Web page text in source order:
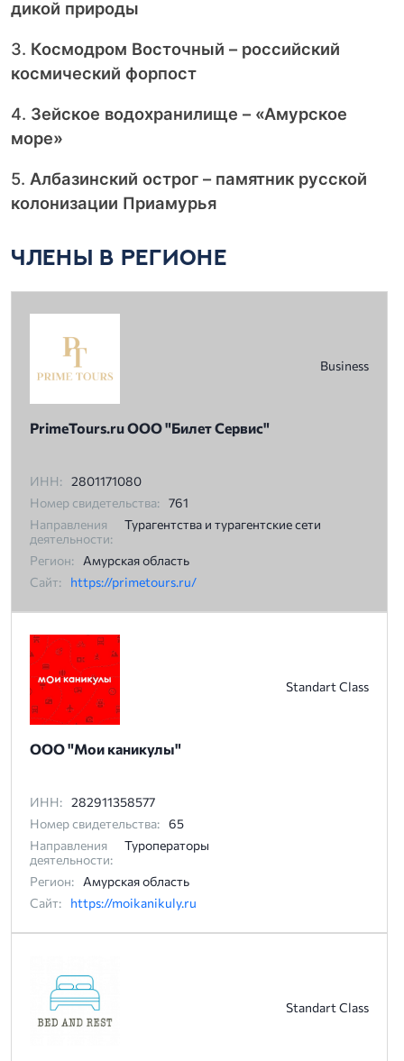
дикой природы
3. Космодром Восточный – российский
космический форпост
4. Зейское водохранилище – «Амурское
море»
5. Албазинский острог – памятник русской
колонизации Приамурья
ЧЛЕНЫ В РЕГИОНЕ
Business
PrimeTours.ru ООО "Билет Сервис"
ИНН: 2801171080
Номер свидетельства: 761
Направления
деятельности:
Турагентства и турагентские сети
Регион: Амурская область
Сайт:
https://primetours.ru/
Standart Class
ООО "Мои каникулы"
ИНН: 282911358577
Номер свидетельства: 65
Направления
деятельности:
Туроператоры
Регион: Амурская область
Сайт:
https://moikanikuly.ru
Standart Class